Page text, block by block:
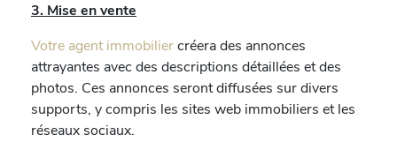
3. Mise en vente
Votre agent immobiliercréera des annonces
attrayantes avec des descriptions détaillées et des
photos. Ces annonces seront diffusées sur divers
supports, y compris les sites web immobiliers et les
réseaux sociaux.